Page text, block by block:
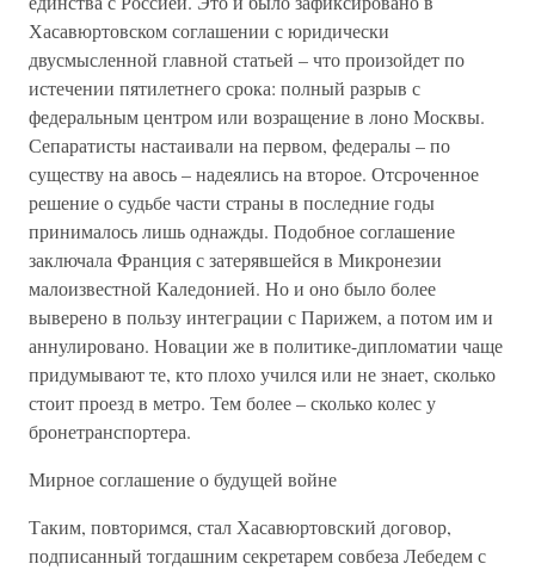
Хасавюртовском соглашении с юридически
двусмысленной главной статьей – что произойдет по
истечении пятилетнего срока: полный разрыв с
федеральным центром или возращение в лоно Москвы.
Сепаратисты настаивали на первом, федералы – по
существу на авось – надеялись на второе. Отсроченное
решение о судьбе части страны в последние годы
принималось лишь однажды. Подобное соглашение
заключала Франция с затерявшейся в Микронезии
малоизвестной Каледонией. Но и оно было более
выверено в пользу интеграции с Парижем, а потом им и
аннулировано. Новации же в политике-дипломатии чаще
придумывают те, кто плохо учился или не знает, сколько
стоит проезд в метро. Тем более – сколько колес у
бронетранспортера.
Мирное соглашение о будущей войне
Таким, повторимся, стал Хасавюртовский договор,
подписанный тогдашним секретарем совбеза Лебедем с